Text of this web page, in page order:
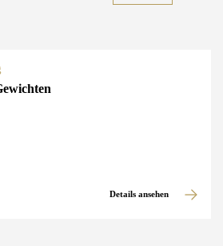
Details ansehen